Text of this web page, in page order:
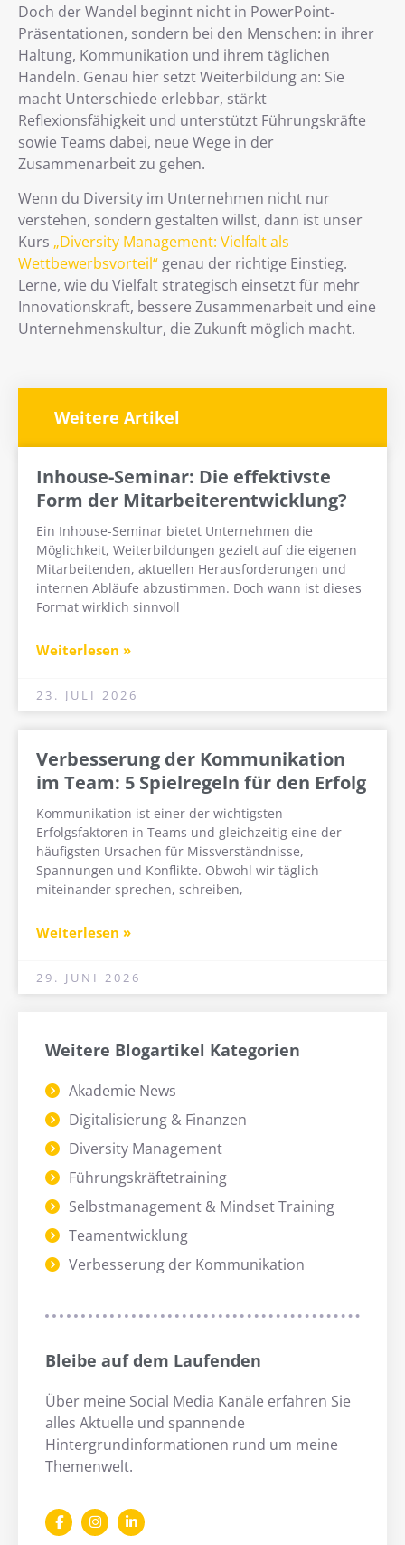
Doch der Wandel beginnt nicht in PowerPoint-
Präsentationen, sondern bei den Menschen: in ihrer
Haltung, Kommunikation und ihrem täglichen
Handeln. Genau hier setzt Weiterbildung an: Sie
macht Unterschiede erlebbar, stärkt
Reflexionsfähigkeit und unterstützt Führungskräfte
sowie Teams dabei, neue Wege in der
Zusammenarbeit zu gehen.
Wenn du Diversity im Unternehmen nicht nur
verstehen, sondern gestalten willst, dann ist unser
Kurs „Diversity Management: Vielfalt als
Wettbewerbsvorteil“ genau der richtige Einstieg.
Lerne, wie du Vielfalt strategisch einsetzt für mehr
Innovationskraft, bessere Zusammenarbeit und eine
Unternehmenskultur, die Zukunft möglich macht.
Weitere Artikel
Inhouse-Seminar: Die effektivste
Form der Mitarbeiterentwicklung?
Ein Inhouse-Seminar bietet Unternehmen die
Möglichkeit, Weiterbildungen gezielt auf die eigenen
Mitarbeitenden, aktuellen Herausforderungen und
internen Abläufe abzustimmen. Doch wann ist dieses
Format wirklich sinnvoll
Weiterlesen »
23. JULI 2026
Verbesserung der Kommunikation
im Team: 5 Spielregeln für den Erfolg
Kommunikation ist einer der wichtigsten
Erfolgsfaktoren in Teams und gleichzeitig eine der
häufigsten Ursachen für Missverständnisse,
Spannungen und Konflikte. Obwohl wir täglich
miteinander sprechen, schreiben,
Weiterlesen »
29. JUNI 2026
Weitere Blogartikel Kategorien
Akademie News
Digitalisierung & Finanzen
Diversity Management
Führungskräftetraining
Selbstmanagement & Mindset Training
Teamentwicklung
Verbesserung der Kommunikation
Bleibe auf dem Laufenden
Über meine Social Media Kanäle erfahren Sie
alles Aktuelle und spannende
Hintergrundinformationen rund um meine
Themenwelt.